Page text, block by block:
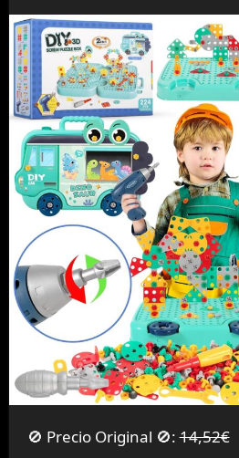
🚫 Precio Original 🚫:14,52€